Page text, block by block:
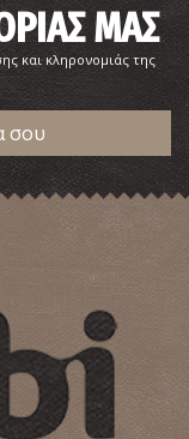
ΜΑΣ
και κληρονομιάς της
σου